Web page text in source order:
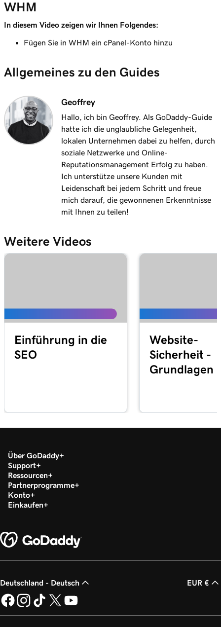
WHM
In diesem Video zeigen wir Ihnen Folgendes:
Fügen Sie in WHM ein cPanel-Konto hinzu
Allgemeines zu den Guides
Geoffrey
Hallo, ich bin Geoffrey. Als GoDaddy-Guide
hatte ich die unglaubliche Gelegenheit,
lokalen Unternehmen dabei zu helfen, durch
soziale Netzwerke und Online-
Reputationsmanagement Erfolg zu haben.
Ich unterstütze unsere Kunden mit
Leidenschaft bei jedem Schritt und freue
mich darauf, die gewonnenen Erkenntnisse
mit Ihnen zu teilen!
Weitere Videos
Einführung in die
SEO
Website-
Sicherheit -
Grundlagen
Über GoDaddy
Support
Ressourcen
Partnerprogramme
Konto
Einkaufen
Deutschland - Deutsch EUR €